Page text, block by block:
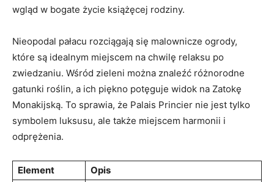
wgląd w‌ bogate życie książęcej rodziny.
Nieopodal pałacu rozciągają się malownicze ogrody,
które są idealnym ⁢miejscem na chwilę⁣ relaksu po
zwiedzaniu. Wśród zieleni ⁤można ​znaleźć różnorodne ​
gatunki ⁣roślin, a ich piękno⁣ potęguje widok na Zatokę ​
Monakijską. To sprawia, że ⁣Palais‌ Princier nie jest tylko
symbolem luksusu, ale także miejscem ⁢harmonii i
odprężenia.
Element
Opis